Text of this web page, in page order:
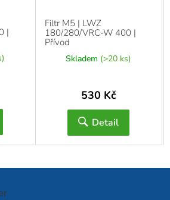
|
Filtr M5 | LWZ
180/280/VRC-W 400 |
Přívod
Skladem (>20 ks)
530 Kč
Detail